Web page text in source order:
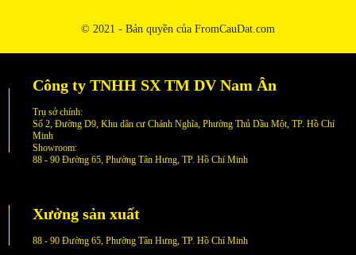
© 2021 - Bản quyền của FromCauDat.com
Công ty TNHH SX TM DV Nam Ân
Trụ sở chính:
Số 2, Đường D9, Khu dân cư Chánh Nghĩa, Phường Thủ Dầu Một, TP. Hồ Chí
Minh
Showroom:
88 - 90 Đường 65, Phường Tân Hưng, TP. Hồ Chí Minh
Xưởng sản xuất
88 - 90 Đường 65, Phường Tân Hưng, TP. Hồ Chí Minh